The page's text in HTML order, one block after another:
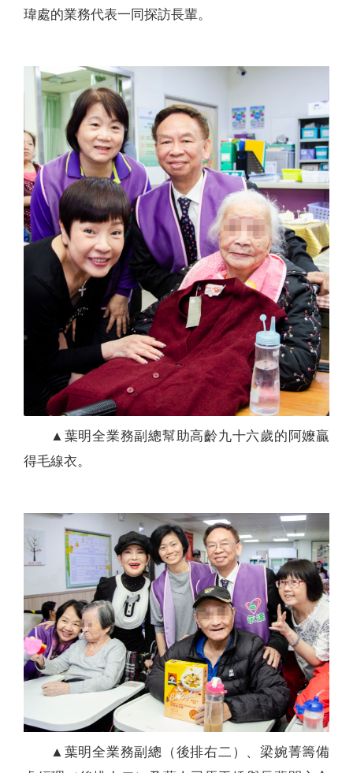
瑋處的業務代表一同探訪長輩。
▲葉明全業務副總幫助高齡九十六歲的阿嬤贏
得毛線衣。
▲葉明全業務副總（後排右二）、梁婉菁籌備